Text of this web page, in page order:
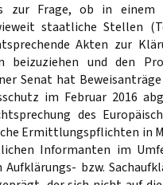
zur Frage, ob in einem
staatliche Stellen
Akten zur
beizuziehen und den
Senat hat
im Februar 2016
des
Ermittlungspflichten in
Informanten im
Aufklärungs- bzw.